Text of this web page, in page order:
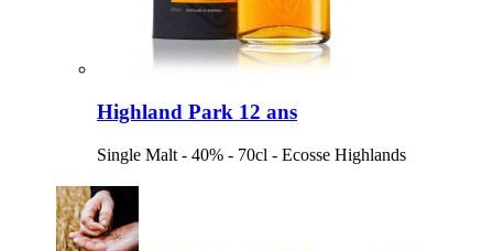
Highland Park 12 ans
Single Malt - 40% - 70cl - Ecosse Highlands